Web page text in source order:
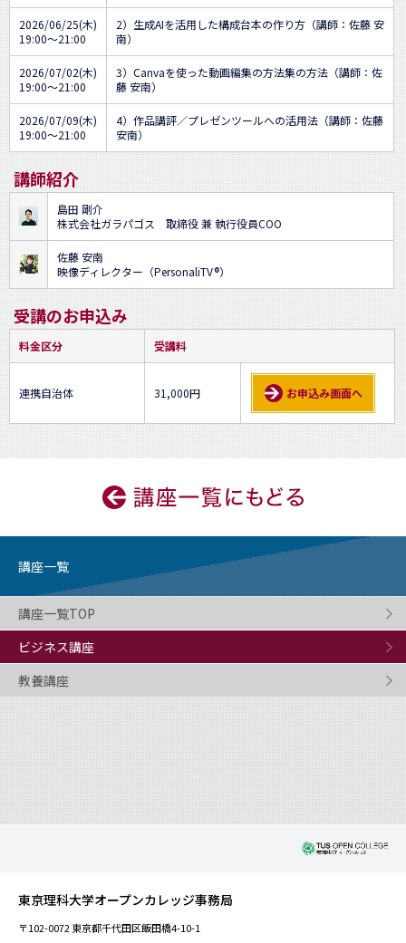
2026/06/25(木)
19:00～21:00
2）生成AIを活用した構成台本の作り方（講師：佐藤 安
南）
2026/07/02(木)
19:00～21:00
3）Canvaを使った動画編集の方法集の方法（講師：佐
藤 安南）
2026/07/09(木)
19:00～21:00
4）作品講評／プレゼンツールへの活用法（講師：佐藤
安南）
講師紹介
島田 剛介
株式会社ガラパゴス 取締役 兼 執行役員COO
佐藤 安南
映像ディレクター（PersonaliTV®）
受講のお申込み
料金区分 受講料
連携自治体 31,000円 お申込み画面へ
講座一覧
講座一覧TOP
ビジネス講座
教養講座
東京理科大学オープンカレッジ事務局
〒102-0072 東京都千代田区飯田橋4-10-1